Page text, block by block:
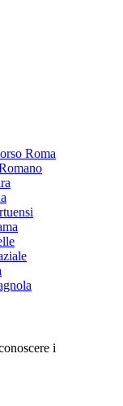
Roma
i